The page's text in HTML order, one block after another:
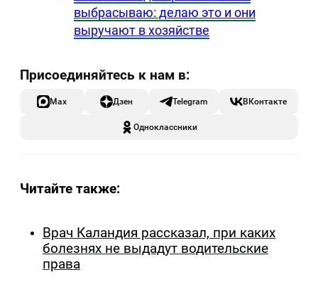
выбрасываю: делаю это и они
выручают в хозяйстве
Max Дзен Telegram ВКонтакте
Одноклассники
Читайте также:
Врач Каландия рассказал, при каких
болезнях не выдадут водительские
права